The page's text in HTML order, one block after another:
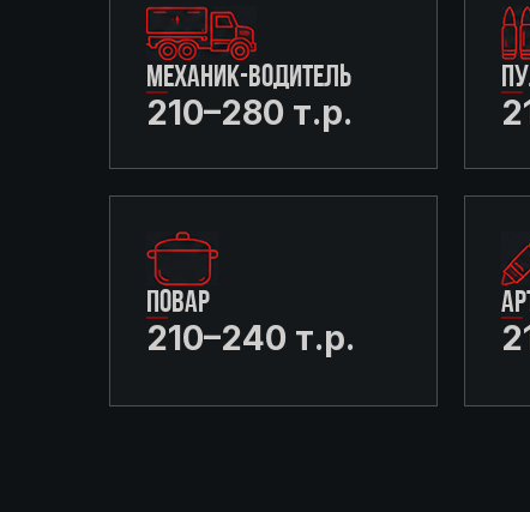
МЕХАНИК-ВОДИТЕЛЬ
210–280 т.р.
ПОВАР
210–240 т.р.